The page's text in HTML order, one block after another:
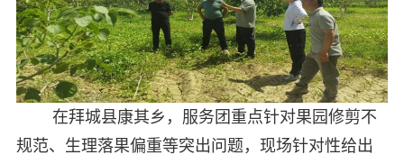
在拜城县康其乡，服务团重点针对果园修剪不
规范、生理落果偏重等突出问题，现场针对性给出